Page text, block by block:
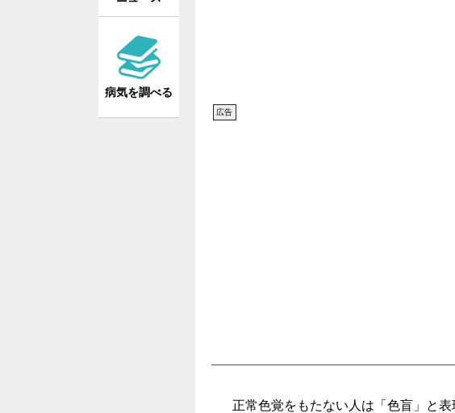
病気を調べる
広告
正常色覚をもたない人は「色盲」と